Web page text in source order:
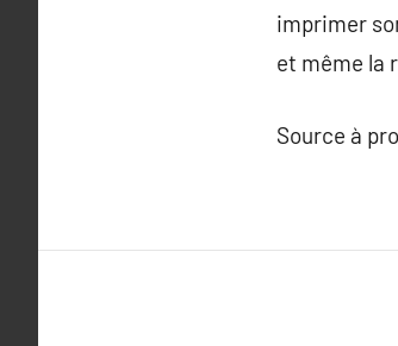
imprimer
et même la
Source à